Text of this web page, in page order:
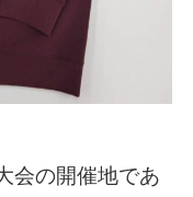
会の開催地であ